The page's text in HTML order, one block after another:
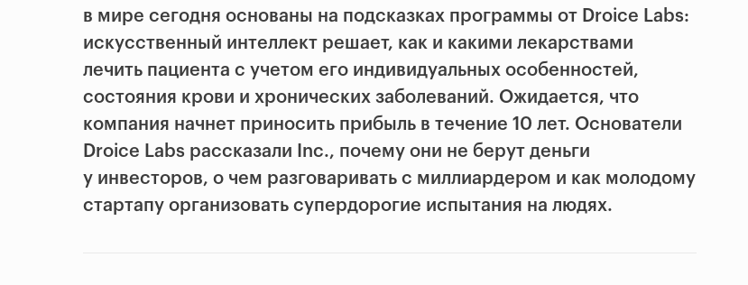
в мире сегодня основаны на подсказках программы от Droice Labs:
искусственный интеллект решает, как и какими лекарствами
лечить пациента с учетом его индивидуальных особенностей,
состояния крови и хронических заболеваний. Ожидается, что
компания начнет приносить прибыль в течение 10 лет. Основатели
Droice Labs рассказали Inc., почему они не берут деньги
у инвесторов, о чем разговаривать с миллиардером и как молодому
стартапу организовать супердорогие испытания на людях.